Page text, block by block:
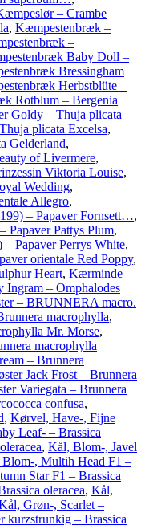
– Crambe
, Kæmpestenbræk –
–
Baby Doll –
Bressingham
Herbstblüte –
Rotblum – Bergenia
Goldy – Thuja plicata
plicata Excelsa,
Gelderland,
of Livermere,
Viktoria Louise,
Wedding,
Allegro,
– Papaver Fornsett…,
Papaver Pattys Plum,
Papaver Perrys White,
orientale Red Poppy,
Heart, Kærminde –
– Omphalodes
– BRUNNERA macro.
macrophylla,
Mr. Morse,
macrophylla
– Brunnera
Jack Frost – Brunnera
Variegata – Brunnera
confusa,
, Kørvel, Have-, Fijne
Leaf- – Brassica
, Kål, Blom-, Javel
, Multih Head F1 –
Star F1 – Brassica
oleracea, Kål,
Grøn-, Scarlet –
kurzstrunkig – Brassica